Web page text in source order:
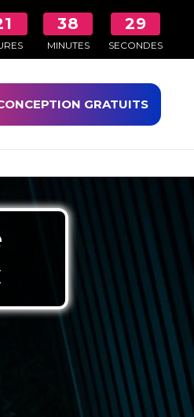
38
MINUTES
27
SECONDES
GRATUITS
était :
Le prix actuel